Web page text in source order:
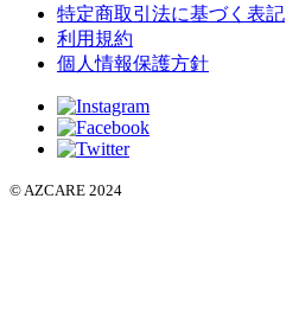
特定商取引法に基づく表記
利用規約
個人情報保護方針
© AZCARE 2024